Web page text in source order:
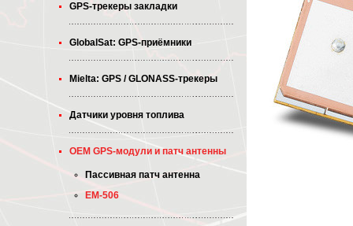
GPS-трекеры закладки
GlobalSat: GPS-приёмники
Mielta: GPS / GLONASS-трекеры
Датчики уровня топлива
OEM GPS-модули и патч антенны
Пассивная патч антенна
EM-506